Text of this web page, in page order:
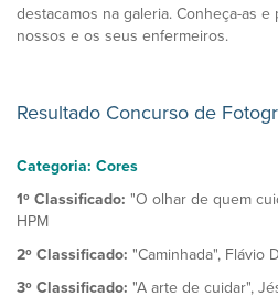
destacamos na galeria. Conheça-as
nossos e os seus enfermeiros.
Resultado Concurso de
Categoria: Cores
1º Classificado: "O olhar de quem
HPM
2º Classificado: "Caminhada", Flávio
3º Classificado: "A arte de cuidar",